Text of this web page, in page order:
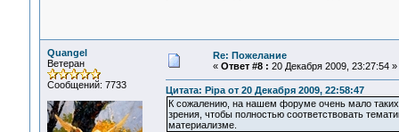
Quangel
Ветеран
Сообщений: 7733
Re: Пожелание
« Ответ #8 : 20 Декабря 2009, 23:27:54 »
Цитата: Pipa от 20 Декабря 2009, 22:58:47
К сожалению, на нашем форуме очень мало
зрения, чтобы полностью соответствовать
материализме.